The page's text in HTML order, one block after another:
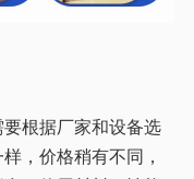
根据厂家和设备选
，价格稍有不同，